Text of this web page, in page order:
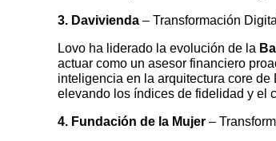
3. Davivienda – Transformación
Lovo ha liderado la evolución de la
actuar como un asesor financiero
inteligencia en la arquitectura core de
elevando los índices de fidelidad y el
4. Fundación de la Mujer –